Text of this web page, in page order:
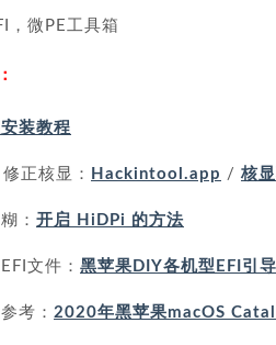
，微PE工具箱
装教程
正核显： Hackintool.app / 核
： 开启 HiDPi 的方法
文件： 黑苹果DIY各机型EFI引
考： 2020年黑苹果macOS